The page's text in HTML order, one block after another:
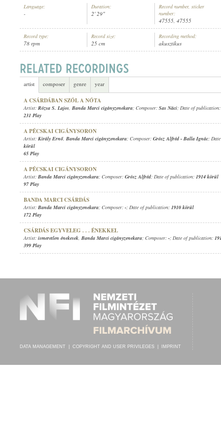
Language:
-
Duration:
2' 29"
Record number, sticker
number:
47555, 47555
Record type:
78 rpm
Record size:
25 cm
Recording method:
akusztikus
artist composer genre year
A CSÁRDÁBAN SZÓL A NÓTA
Artist: Rózsa S. Lajos, Banda Marci cigányzenekara; Composer: Sas Náci; Date of
231 Play
A PÉCSKAI CIGÁNYSORON
Artist: Király Ernő, Banda Marci cigányzenekara; Composer: Grósz Alfréd - Balla Ignác;
körül
65 Play
A PÉCSKAI CIGÁNYSORON
Artist: Banda Marci cigányzenekara; Composer: Grósz Alfréd; Date of publication: 1914 körül
97 Play
BANDA MARCI CSÁRDÁS
Artist: Banda Marci cigányzenekara; Composer: -; Date of publication: 1910 körül
172 Play
CSÁRDÁS EGYVELEG . . . ÉNEKKEL
Artist: ismeretlen énekesek, Banda Marci cigányzenekara; Composer: -; Date of publication:
399 Play
DATA MANAGEMENT COPYRIGHT AND USER PRIVILEGES IMPRINT